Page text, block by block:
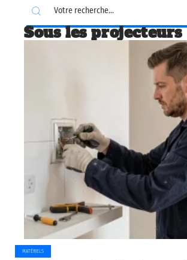
Sous les projecteurs
MATÉRIELS